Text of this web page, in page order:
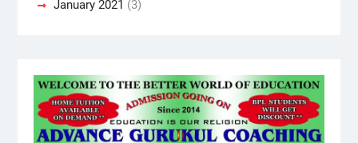
January 2021 (3)